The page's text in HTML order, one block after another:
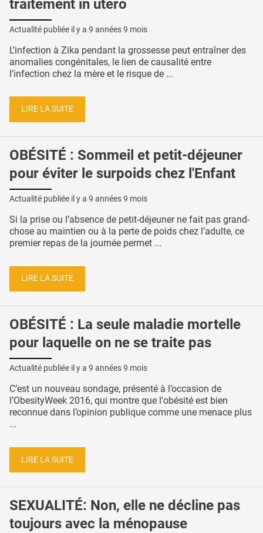
traitement in utero
Actualité publiée il y a 9 années 9 mois
L’infection à Zika pendant la grossesse peut entraîner des
anomalies congénitales, le lien de causalité entre
l’infection chez la mère et le risque de ...
LIRE LA SUITE
OBÉSITÉ : Sommeil et petit-déjeuner
pour éviter le surpoids chez l'Enfant
Actualité publiée il y a 9 années 9 mois
Si la prise ou l’absence de petit-déjeuner ne fait pas grand-
chose au maintien ou à la perte de poids chez l’adulte, ce
premier repas de la journée permet ...
LIRE LA SUITE
OBÉSITÉ : La seule maladie mortelle
pour laquelle on ne se traite pas
Actualité publiée il y a 9 années 9 mois
C’est un nouveau sondage, présenté à l’occasion de
l’ObesityWeek 2016, qui montre que l'obésité est bien
reconnue dans l’opinion publique comme une menace plus
...
LIRE LA SUITE
SEXUALITÉ: Non, elle ne décline pas
toujours avec la ménopause